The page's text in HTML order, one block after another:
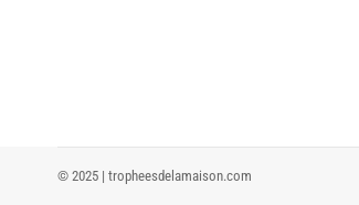
© 2025 | tropheesdelamaison.com